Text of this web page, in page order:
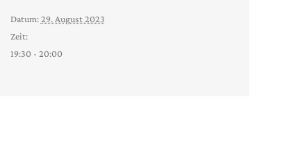
Datum: 29. August 2023
Zeit:
19:30 - 20:00